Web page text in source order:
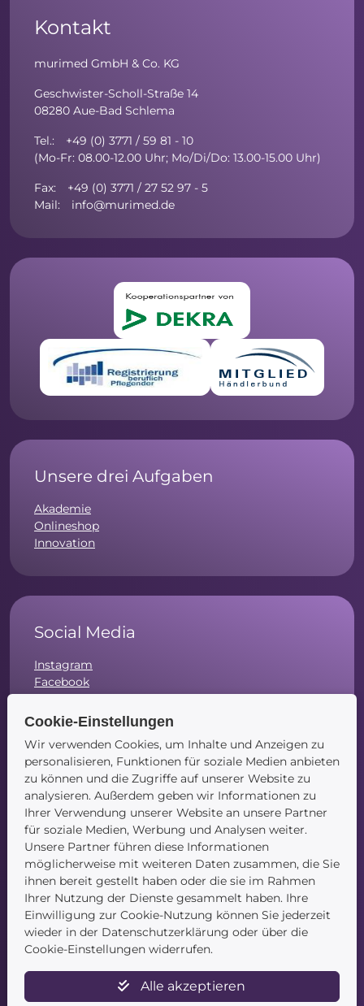
Kontakt
murimed GmbH & Co. KG
Geschwister-Scholl-Straße 14
08280 Aue-Bad Schlema
Tel.: +49 (0) 3771 / 59 81 - 10
(Mo-Fr: 08.00-12.00 Uhr; Mo/Di/Do: 13.00-15.00 Uhr)
Fax: +49 (0) 3771 / 27 52 97 - 5
Mail: info@murimed.de
Unsere drei Aufgaben
Akademie
Onlineshop
Innovation
Social Media
Instagram
Facebook
Navigation
Startseite
Blog
Kontakt
Cookie-Einstellungen
Wir verwenden Cookies, um Inhalte und Anzeigen zu
personalisieren, Funktionen für soziale Medien anbieten
zu können und die Zugriffe auf unserer Website zu
analysieren. Außerdem geben wir Informationen zu
Ihrer Verwendung unserer Website an unsere Partner
für soziale Medien, Werbung und Analysen weiter.
Unsere Partner führen diese Informationen
möglicherweise mit weiteren Daten zusammen, die Sie
ihnen bereit gestellt haben oder die sie im Rahmen
Ihrer Nutzung der Dienste gesammelt haben. Ihre
Einwilligung zur Cookie-Nutzung können Sie jederzeit
wieder in der Datenschutzerklärung oder über die
Cookie-Einstellungen widerrufen.
Alle akzeptieren